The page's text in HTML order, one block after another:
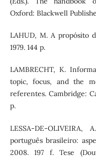
Oxford: Blackwell
LAHUD, M. A propósito
1979. 144 p.
LAMBRECHT, K.
topic, focus, and the
referentes. Cambridge:
p.
LESSA-DE-OLIVEIRA,
português brasileiro:
2008. 197 f. Tese